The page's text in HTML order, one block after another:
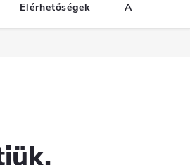
Elérhetőségek A vásárlás